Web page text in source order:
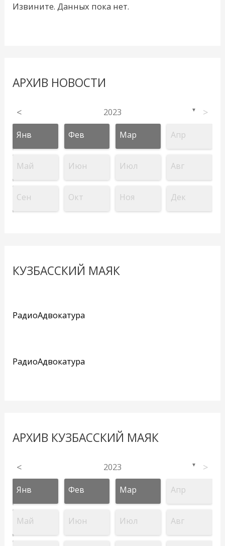
Извините. Данных пока нет.
АРХИВ НОВОСТИ
< 2023 ▼ >
Янв Фев Мар Апр
Май Июн Июл Авг
Сен Окт Ноя Дек
КУЗБАССКИЙ МАЯК
РадиоАдвокатура
РадиоАдвокатура
АРХИВ КУЗБАССКИЙ МАЯК
< 2023 ▼ >
Янв Фев Мар Апр
Май Июн Июл Авг